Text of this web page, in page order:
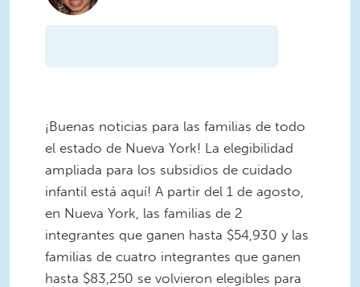
¡Buenas noticias para las familias de todo
el estado de Nueva York! La elegibilidad
ampliada para los subsidios de cuidado
infantil está aquí! A partir del 1 de agosto,
en Nueva York, las familias de 2
integrantes que ganen hasta $54,930 y las
familias de cuatro integrantes que ganen
hasta $83,250 se volvieron elegibles para